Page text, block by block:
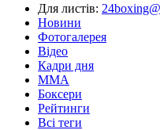
Для листів:
Новини
Фотогалерея
Відео
Кадри дня
ММА
Боксери
Рейтинги
Всі теги